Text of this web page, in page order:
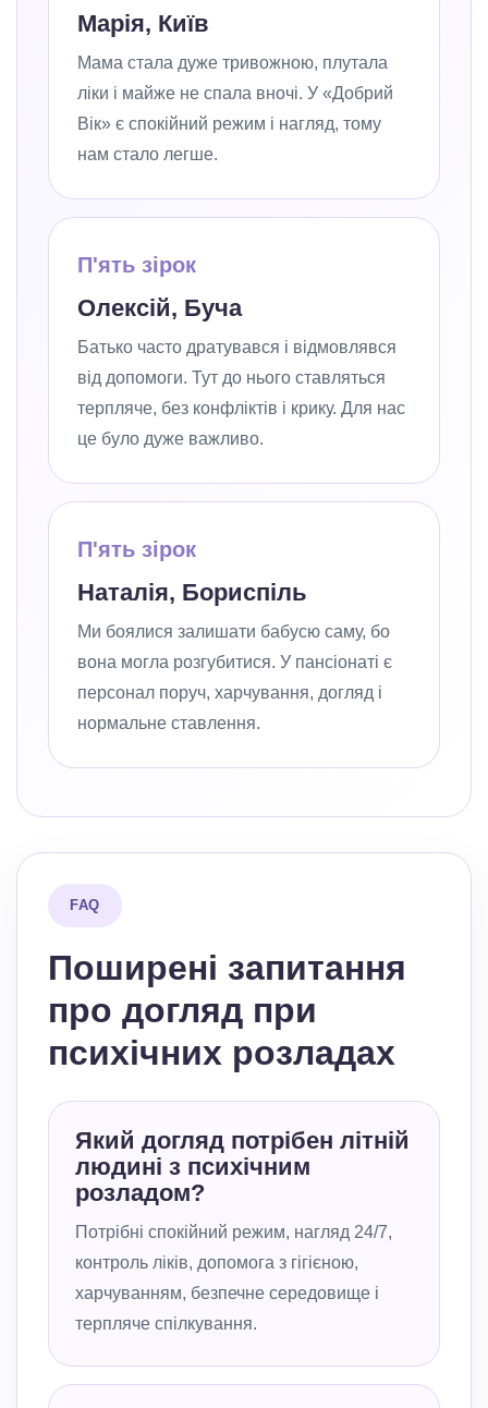
Марія, Київ
Мама стала дуже тривожною, плутала
ліки і майже не спала вночі. У «Добрий
Вік» є спокійний режим і нагляд, тому
нам стало легше.
П'ять зірок
Олексій, Буча
Батько часто дратувався і відмовлявся
від допомоги. Тут до нього ставляться
терпляче, без конфліктів і крику. Для нас
це було дуже важливо.
П'ять зірок
Наталія, Бориспіль
Ми боялися залишати бабусю саму, бо
вона могла розгубитися. У пансіонаті є
персонал поруч, харчування, догляд і
нормальне ставлення.
FAQ
Поширені запитання
про догляд при
психічних розладах
Який догляд потрібен літній
людині з психічним
розладом?
Потрібні спокійний режим, нагляд 24/7,
контроль ліків, допомога з гігієною,
харчуванням, безпечне середовище і
терпляче спілкування.